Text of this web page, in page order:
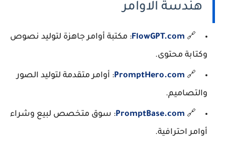
هندسة الاوامر
🔗
FlowGPT.com: مكتبة أوامر جاهزة لتوليد نصوص
وكتابة محتوى.
🔗
PromptHero.com: أوامر متقدمة لتوليد الصور
والتصاميم.
🔗
PromptBase.com: سوق متخصص لبيع وشراء
أوامر احترافية.